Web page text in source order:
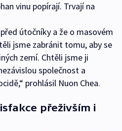
vinu popírají. Trvají na
útočníky a že o masovém
jsme zabránit tomu, aby se
zemí. Chtěli jsme ji
společnost a
prohlásil Nuon Chea.
přeživším i